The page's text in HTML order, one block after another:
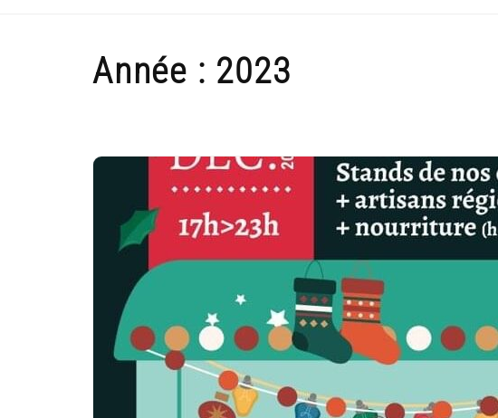
Année : 2023